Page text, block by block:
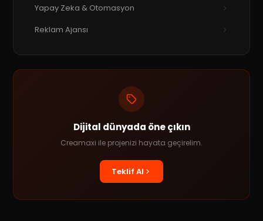
Yapay Zeka & Otomasyon
Reklam Ajansı
Dijital dünyada öne çıkın
Creamaxi ile projenizi hayata geçirelim.
Teklif Al